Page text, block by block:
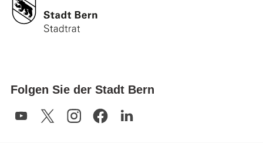
Folgen Sie der Stadt Bern